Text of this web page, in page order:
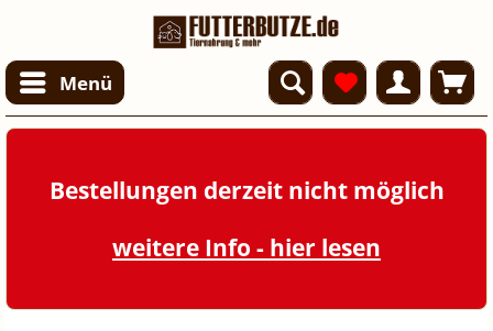
Menü
Bestellungen derzeit nicht möglich
weitere Info - hier lesen